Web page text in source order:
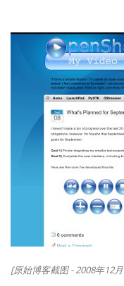
[原始博客截图 - 2008年12月